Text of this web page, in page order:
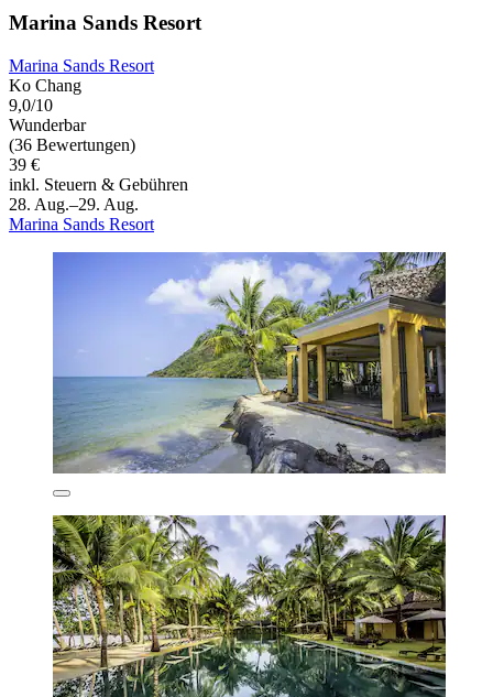
Marina Sands Resort
Marina Sands Resort
Ko Chang
9,0/10
Wunderbar
(36 Bewertungen)
39 €
inkl. Steuern & Gebühren
28. Aug.–29. Aug.
Marina Sands Resort